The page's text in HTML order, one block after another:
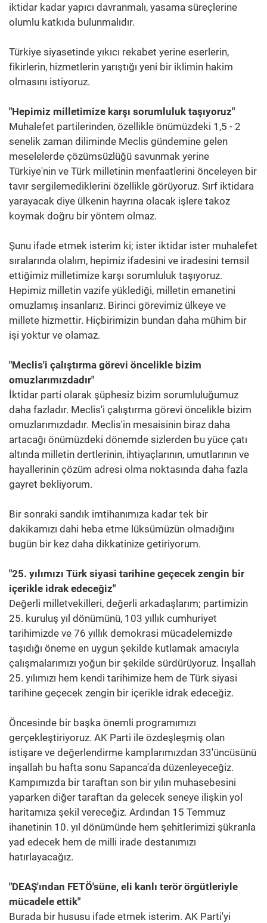
iktidar kadar yapıcı davranmalı, yasama süreçlerine
olumlu katkıda bulunmalıdır.
Türkiye siyasetinde yıkıcı rekabet yerine eserlerin,
fikirlerin, hizmetlerin yarıştığı yeni bir iklimin hakim
olmasını istiyoruz.
"Hepimiz milletimize karşı sorumluluk taşıyoruz"
Muhalefet partilerinden, özellikle önümüzdeki 1,5 - 2
senelik zaman diliminde Meclis gündemine gelen
meselelerde çözümsüzlüğü savunmak yerine
Türkiye'nin ve Türk milletinin menfaatlerini önceleyen bir
tavır sergilemediklerini özellikle görüyoruz. Sırf iktidara
yarayacak diye ülkenin hayrına olacak işlere takoz
koymak doğru bir yöntem olmaz.
Şunu ifade etmek isterim ki; ister iktidar ister muhalefet
sıralarında olalım, hepimiz ifadesini ve iradesini temsil
ettiğimiz milletimize karşı sorumluluk taşıyoruz.
Hepimiz milletin vazife yüklediği, milletin emanetini
omuzlamış insanlarız. Birinci görevimiz ülkeye ve
millete hizmettir. Hiçbirimizin bundan daha mühim bir
işi yoktur ve olamaz.
"Meclis'i çalıştırma görevi öncelikle bizim
omuzlarımızdadır"
İktidar parti olarak şüphesiz bizim sorumluluğumuz
daha fazladır. Meclis'i çalıştırma görevi öncelikle bizim
omuzlarımızdadır. Meclis'in mesaisinin biraz daha
artacağı önümüzdeki dönemde sizlerden bu yüce çatı
altında milletin dertlerinin, ihtiyaçlarının, umutlarının ve
hayallerinin çözüm adresi olma noktasında daha fazla
gayret bekliyorum.
Bir sonraki sandık imtihanımıza kadar tek bir
dakikamızı dahi heba etme lüksümüzün olmadığını
bugün bir kez daha dikkatinize getiriyorum.
"25. yılımızı Türk siyasi tarihine geçecek zengin bir
içerikle idrak edeceğiz"
Değerli milletvekilleri, değerli arkadaşlarım; partimizin
25. kuruluş yıl dönümünü, 103 yıllık cumhuriyet
tarihimizde ve 76 yıllık demokrasi mücadelemizde
taşıdığı öneme en uygun şekilde kutlamak amacıyla
çalışmalarımızı yoğun bir şekilde sürdürüyoruz. İnşallah
25. yılımızı hem kendi tarihimize hem de Türk siyasi
tarihine geçecek zengin bir içerikle idrak edeceğiz.
Öncesinde bir başka önemli programımızı
gerçekleştiriyoruz. AK Parti ile özdeşleşmiş olan
istişare ve değerlendirme kamplarımızdan 33'üncüsünü
inşallah bu hafta sonu Sapanca'da düzenleyeceğiz.
Kampımızda bir taraftan son bir yılın muhasebesini
yaparken diğer taraftan da gelecek seneye ilişkin yol
haritamıza şekil vereceğiz. Ardından 15 Temmuz
ihanetinin 10. yıl dönümünde hem şehitlerimizi şükranla
yad edecek hem de milli irade destanımızı
hatırlayacağız.
"DEAŞ'ından FETÖ'süne, eli kanlı terör örgütleriyle
mücadele ettik"
Burada bir hususu ifade etmek isterim. AK Parti'yi